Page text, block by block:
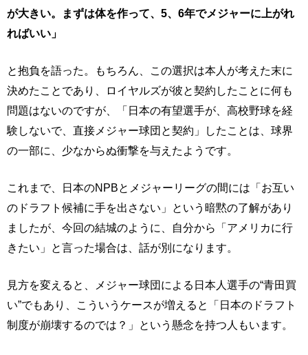
が大きい。まずは体を作って、5、6年でメジャーに上がれ
ればいい」
と抱負を語った。もちろん、この選択は本人が考えた末に
決めたことであり、ロイヤルズが彼と契約したことに何も
問題はないのですが、「日本の有望選手が、高校野球を経
験しないで、直接メジャー球団と契約」したことは、球界
の一部に、少なからぬ衝撃を与えたようです。
これまで、日本のNPBとメジャーリーグの間には「お互い
のドラフト候補に手を出さない」という暗黙の了解があり
ましたが、今回の結城のように、自分から「アメリカに行
きたい」と言った場合は、話が別になります。
見方を変えると、メジャー球団による日本人選手の“青田買
い”でもあり、こういうケースが増えると「日本のドラフト
制度が崩壊するのでは？」という懸念を持つ人もいます。